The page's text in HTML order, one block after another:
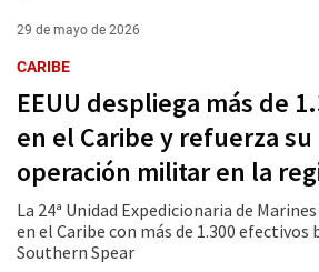
29 de mayo de 2026
CARIBE
EEUU despliega más de
en el Caribe y refuerza
operación militar en la
La 24ª Unidad Expedicionaria de
en el Caribe con más de 1.300 efectivos
Southern Spear